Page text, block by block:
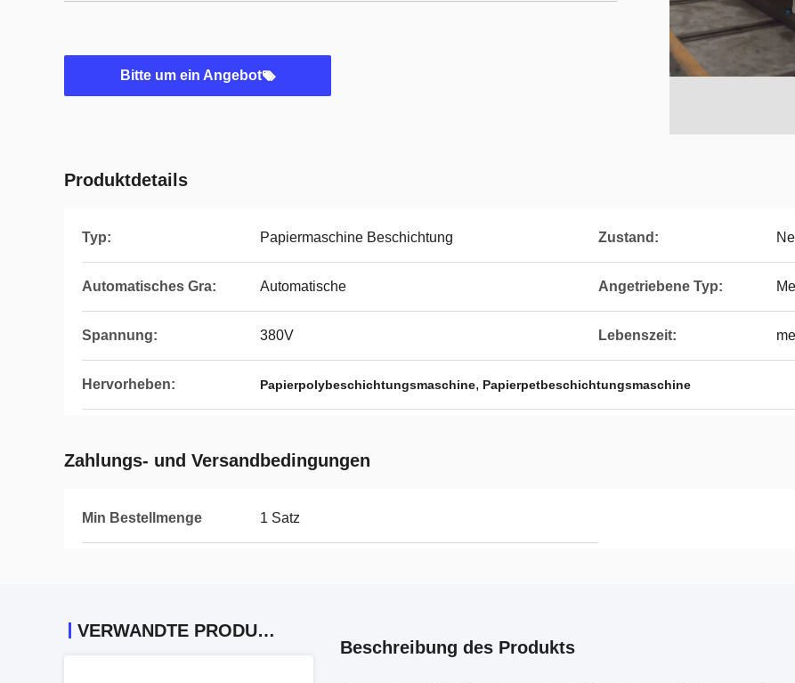
Bitte um ein Angebot
Produktdetails
Typ: Papiermaschine Beschichtung Zustand:
Automatisches Gra: Automatische Angetriebene Typ:
Spannung: 380V Lebenszeit:
Hervorheben: Papierpolybeschichtungsmaschine, Papierpetbeschichtungsmaschine
Zahlungs- und Versandbedingungen
Min Bestellmenge 1 Satz
VERWANDTE PRODUKTE
Beschreibung des Produkts